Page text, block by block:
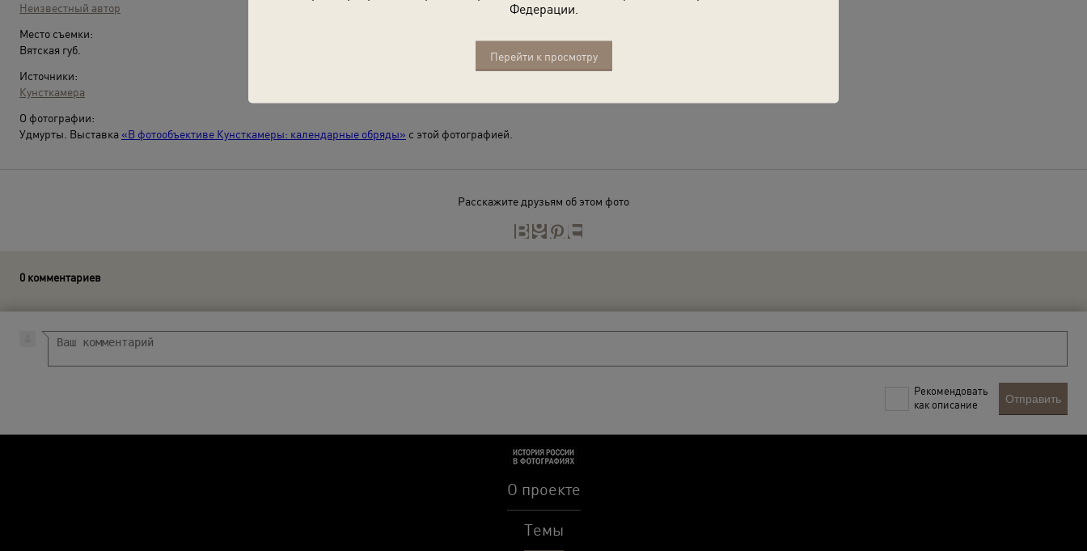
Федерации.
Перейти к просмотру
Неизвестный автор
Место съемки:
Вятская губ.
Источники:
Кунсткамера
О фотографии:
Удмурты. Выставка «В фотообъективе Кунсткамеры: календарные обряды» с этой фотографией.
Расскажите друзьям об этом фото
0 комментариев
Рекомендовать
как описание
Отправить
О проекте
Темы